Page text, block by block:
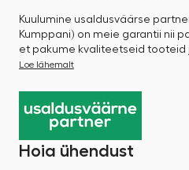
Kuulumine usaldusväärse
Kumppani) on meie garantii nii
et pakume kvaliteetseid tooteid
Loe lähemalt
Hoia ühendust